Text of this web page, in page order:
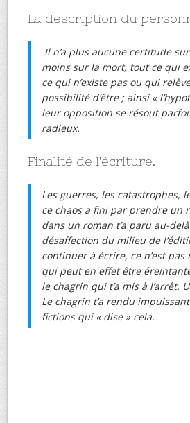
La description du
Il n’a plus aucune certitude
moins sur la mort, tout ce qui
ce qui n’existe pas ou qui
possibilité d’être ; ainsi «
leur opposition se résout
radieux.
Finalité de l’écriture.
Les guerres, les catastrophes,
ce chaos a fini par prendre un
dans un roman t’a paru au-
désaffection du milieu de
continuer à écrire, ce n’est
qui peut en effet être
le chagrin qui t’a mis à l’arrêt.
Le chagrin t’a rendu
fictions qui « dise » cela.